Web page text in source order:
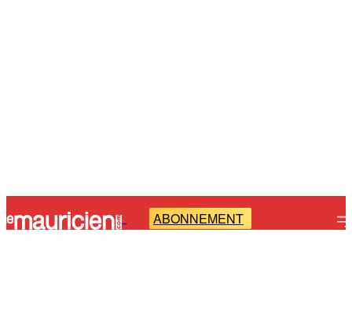
- ABONNEMENT